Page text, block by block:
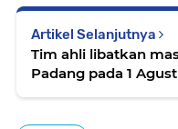
Artikel Selanjutnya
Tim ahli libatkan
Padang pada 1